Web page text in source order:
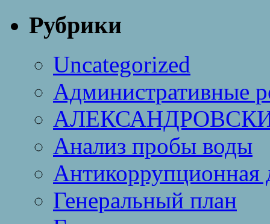
Рубрики
Uncategorized
Административные
Анализ пробы воды
Антикоррупционная
Генеральный план